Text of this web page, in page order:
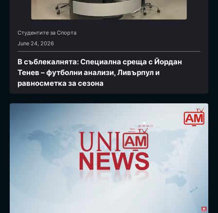
Студентите за Спортa
June 24, 2026
В съблекалнята: Специална среща с Йордан
Тенев – футболни анализи, Ливърпул и
равносметка за сезона